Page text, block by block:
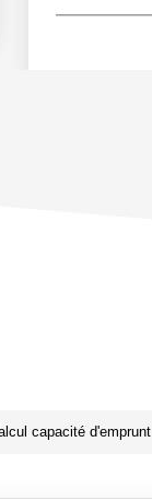
capacité d'emprunt